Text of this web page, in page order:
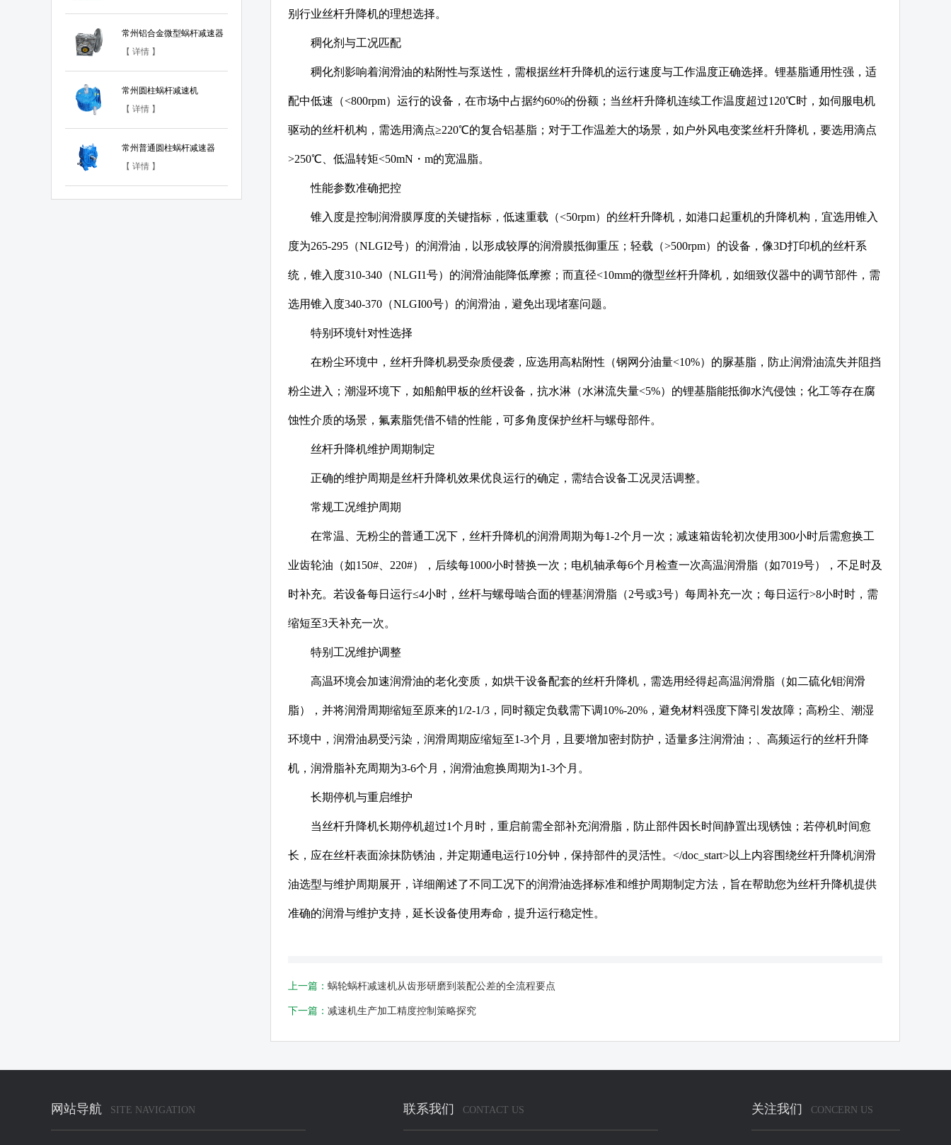
常州铝合金微型蜗杆减速器
【 详情 】
常州圆柱蜗杆减速机
【 详情 】
常州普通圆柱蜗杆减速器
【 详情 】
别行业丝杆升降机的理想选择。
稠化剂与工况匹配
稠化剂影响着润滑油的粘附性与泵送性，需根据丝杆升降机的运行速度与工作温度正确选择。锂基脂通用性强，适
配中低速（<800rpm）运行的设备，在市场中占据约60%的份额；当丝杆升降机连续工作温度超过120℃时，如伺服电机
驱动的丝杆机构，需选用滴点≥220℃的复合铝基脂；对于工作温差大的场景，如户外风电变桨丝杆升降机，要选用滴点
>250℃、低温转矩<50mN・m的宽温脂。
性能参数准确把控
锥入度是控制润滑膜厚度的关键指标，低速重载（<50rpm）的丝杆升降机，如港口起重机的升降机构，宜选用锥入
度为265-295（NLGI2号）的润滑油，以形成较厚的润滑膜抵御重压；轻载（>500rpm）的设备，像3D打印机的丝杆系
统，锥入度310-340（NLGI1号）的润滑油能降低摩擦；而直径<10mm的微型丝杆升降机，如细致仪器中的调节部件，需
选用锥入度340-370（NLGI00号）的润滑油，避免出现堵塞问题。
特别环境针对性选择
在粉尘环境中，丝杆升降机易受杂质侵袭，应选用高粘附性（钢网分油量<10%）的脲基脂，防止润滑油流失并阻挡
粉尘进入；潮湿环境下，如船舶甲板的丝杆设备，抗水淋（水淋流失量<5%）的锂基脂能抵御水汽侵蚀；化工等存在腐
蚀性介质的场景，氟素脂凭借不错的性能，可多角度保护丝杆与螺母部件。
丝杆升降机维护周期制定
正确的维护周期是丝杆升降机效果优良运行的确定，需结合设备工况灵活调整。
常规工况维护周期
在常温、无粉尘的普通工况下，丝杆升降机的润滑周期为每1-2个月一次；减速箱齿轮初次使用300小时后需愈换工
业齿轮油（如150#、220#），后续每1000小时替换一次；电机轴承每6个月检查一次高温润滑脂（如7019号），不足时及
时补充。若设备每日运行≤4小时，丝杆与螺母啮合面的锂基润滑脂（2号或3号）每周补充一次；每日运行>8小时时，需
缩短至3天补充一次。
特别工况维护调整
高温环境会加速润滑油的老化变质，如烘干设备配套的丝杆升降机，需选用经得起高温润滑脂（如二硫化钼润滑
脂），并将润滑周期缩短至原来的1/2-1/3，同时额定负载需下调10%-20%，避免材料强度下降引发故障；高粉尘、潮湿
环境中，润滑油易受污染，润滑周期应缩短至1-3个月，且要增加密封防护，适量多注润滑油；、高频运行的丝杆升降
机，润滑脂补充周期为3-6个月，润滑油愈换周期为1-3个月。
长期停机与重启维护
当丝杆升降机长期停机超过1个月时，重启前需全部补充润滑脂，防止部件因长时间静置出现锈蚀；若停机时间愈
长，应在丝杆表面涂抹防锈油，并定期通电运行10分钟，保持部件的灵活性。</doc_start>以上内容围绕丝杆升降机润滑
油选型与维护周期展开，详细阐述了不同工况下的润滑油选择标准和维护周期制定方法，旨在帮助您为丝杆升降机提供
准确的润滑与维护支持，延长设备使用寿命，提升运行稳定性。
上一篇： 蜗轮蜗杆减速机从齿形研磨到装配公差的全流程要点
下一篇： 减速机生产加工精度控制策略探究
网站导航 SITE NAVIGATION 联系我们 CONTACT US 关注我们 CONCERN US